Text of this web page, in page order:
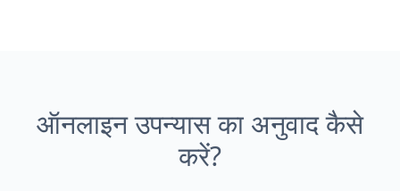
ऑनलाइन उपन्यास का अनुवाद कैसे
करें?